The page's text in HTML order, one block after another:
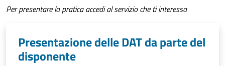
Per presentare la pratica accedi al servizio che ti interessa
Presentazione delle DAT da parte del
disponente